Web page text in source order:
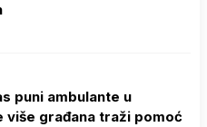
puni ambulante u
više građana traži pomoć